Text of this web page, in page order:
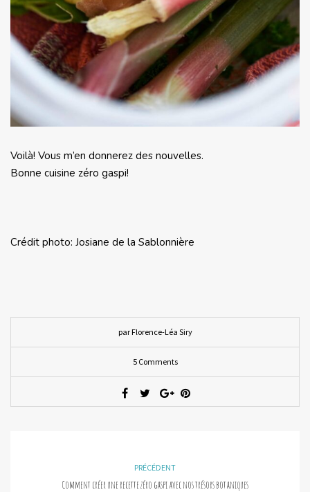
Voilà! Vous m’en donnerez des nouvelles.
Bonne cuisine zéro gaspi!
Crédit photo: Josiane de la Sablonnière
par Florence-Léa Siry
5 Comments
PRÉCÉDENT
Comment créer une recette zéro gaspi avec nos trésors botaniques